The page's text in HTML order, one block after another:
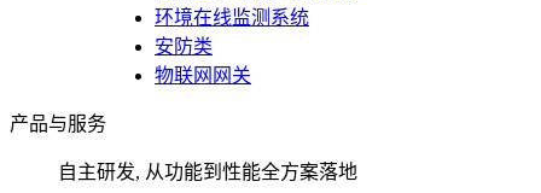
环境在线监测系统
安防类
物联网网关
产品与服务
自主研发, 从功能到性能全方案落地